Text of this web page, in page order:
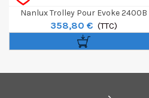
Nanlux Trolley Pour Evoke 2400B
358,80 € (TTC)